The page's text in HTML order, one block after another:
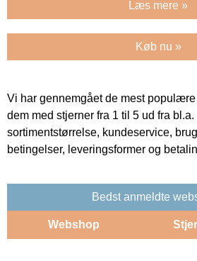
Læs mere »
Køb nu »
Vi har gennemgået de mest
dem med stjerner fra 1 til 5 ud fra
sortimentstørrelse, kundeservice,
betingelser, leveringsformer og
Bedst anmeldte
Webshop